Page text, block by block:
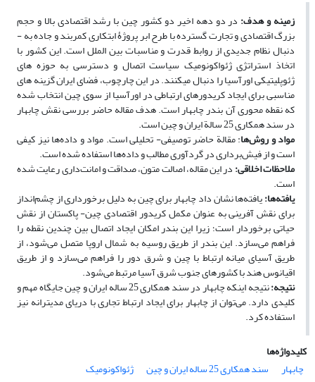
زمینه و هدف: در دو دهه اخیر دو کشور چین با رشد اقتصادی بالا و حجم
بزرگ اقتصادی و تجارت گسترده با طرح ابر پروژۀ ابتکاری کمربند و جاده به ­
دنبال نظام جدیدی از روابط قدرت و مناسبات بین­ الملل است. این کشور با
اتخاذ استراتژی ژئواکونومیک سیاست اتصال و دسترسی به حوزه ­های
ژئوپلیتیکی اورآسیا را دنبال می­کنند. در این چارچوب، فضای ایران گزینه ­های
مناسبی برای ایجاد کریدورهای ارتباطی در اورآسیا از سوی چین انتخاب شده
که نقطه محوری آن بندر چابهار است. هدف مقاله حاضر بررسی نقش چابهار
در سند همکاری 25 سالة ایران و چین است.
مواد و روش‌ها: مقالة حاضر توصیفی- تحلیلی است. مواد و داده‌ها نیز کیفی
است و از فیش‌برداری در گردآوری مطالب و داده‌ها استفاده ‌شده است.
ملاحظات اخلاقی:در این مقاله، اصالت متون، صداقت و امانت‌داری رعایت شده
است.
یافته‌ها:یافته‌ها نشان داد چابهار برای چین به ­دلیل برخورداری از چشم‌انداز
برای نقش آفرینی به­ عنوان مکمل کریدور اقتصادی چین- پاکستان از نقش
حیاتی برخوردار است؛ زیرا این بندر امکان ایجاد اتصال بین چندین نقطه را
فراهم می‌سازد. این بندر از طریق روسیه به شمال اروپا متصل می‌شود، از
طریق آسیای میانه ارتباط با چین و شرق دور را فراهم می‌سازد و از طریق
اقیانوس هند با کشور‌های جنوب شرق آسیا مرتبط می‌شود.
نتیجه: نتیجه اینکه چابهار در سند همکاری 25 ساله ایران و چین جایگاه مهم و
کلیدی دارد. می‌توان از چابهار برای ایجاد ارتباط تجاری با دریای مدیترانه نیز
استفاده کرد.
کلیدواژه‌ها
چابهار
سند همکاری 25 ساله ایران و چین
ژئواکونومیک